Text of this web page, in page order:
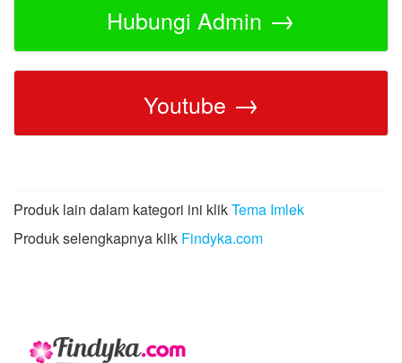
Hubungi Admin →
Youtube →
Produk lain dalam kategori ini klikTema Imlek
Produk selengkapnya klik Findyka.com